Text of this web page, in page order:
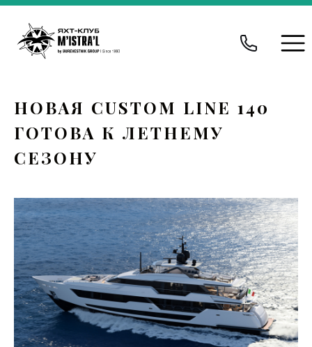
НОВАЯ CUSTOM LINE 140
ГОТОВА К ЛЕТНЕМУ
СЕЗОНУ